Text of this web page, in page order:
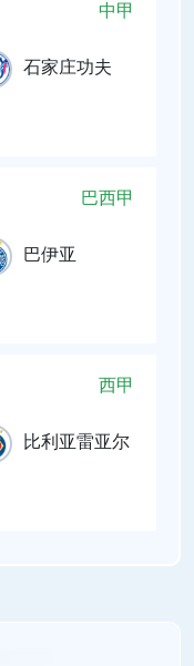
中甲
石家庄功夫
巴西甲
巴伊亚
西甲
比利亚雷亚尔